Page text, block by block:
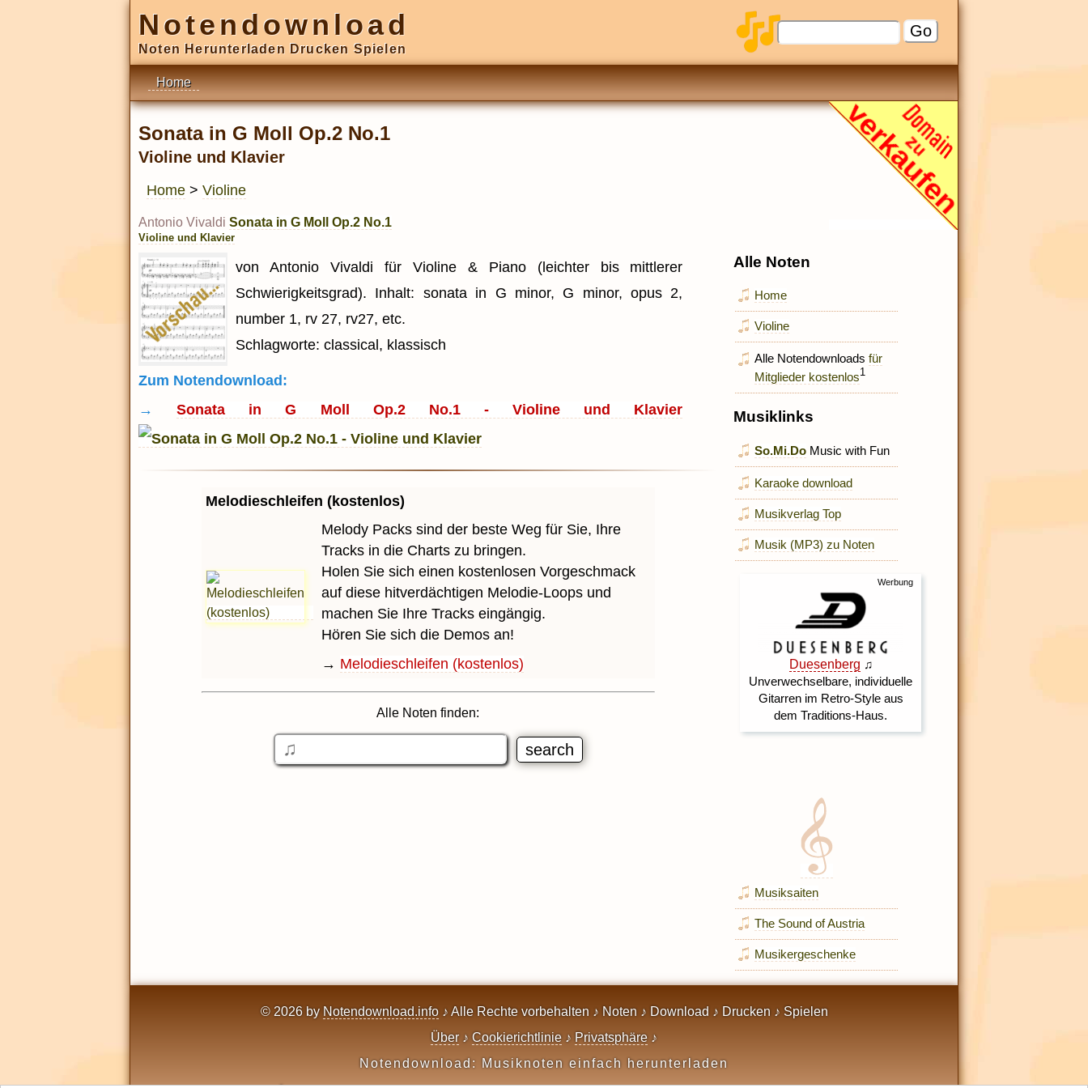
Notendownload
Noten Herunterladen Drucken Spielen
Home
Sonata in G Moll Op.2 No.1
Violine und Klavier
Home > Violine
Antonio Vivaldi Sonata in G Moll Op.2 No.1
Violine und Klavier
von Antonio Vivaldi für Violine & Piano (leichter bis mittlerer
Schwierigkeitsgrad). Inhalt: sonata in G minor, G minor, opus 2,
number 1, rv 27, rv27, etc.
Schlagworte: classical, klassisch
Zum Notendownload:
→Sonata in G Moll Op.2 No.1 - Violine und Klavier
Melodieschleifen (kostenlos)
Melody Packs sind der beste Weg für Sie, Ihre
Tracks in die Charts zu bringen.
Holen Sie sich einen kostenlosen Vorgeschmack
auf diese hitverdächtigen Melodie-Loops und
machen Sie Ihre Tracks eingängig.
Hören Sie sich die Demos an!
→ Melodieschleifen (kostenlos)
Alle Noten finden:
Alle Noten
Home
Violine
Alle Notendownloadsfür
Mitglieder kostenlos1
Musiklinks
So.Mi.Do Music with Fun
Karaoke download
Musikverlag Top
Musik (MP3) zu Noten
Musiksaiten
The Sound of Austria
Musikergeschenke
© 2026 by Notendownload.info♪ Alle Rechte vorbehalten ♪ Noten ♪ Download ♪ Drucken ♪ Spielen
Über ♪ Cookierichtlinie ♪ Privatsphäre ♪
Notendownload: Musiknoten einfach herunterladen